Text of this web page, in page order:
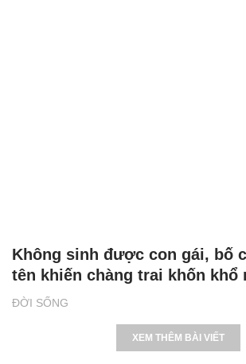
ĐỜI SỐNG
Không sinh được con gái, bố
tên khiến chàng trai khốn khổ
XEM THÊM BÀI VIẾT